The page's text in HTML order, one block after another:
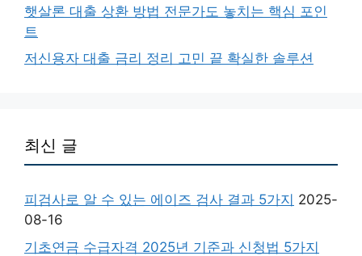
햇살론 대출 상환 방법 전문가도 놓치는 핵심 포인
트
저신용자 대출 금리 정리 고민 끝 확실한 솔루션
최신 글
피검사로 알 수 있는 에이즈 검사 결과 5가지 2025-
08-16
기초연금 수급자격 2025년 기준과 신청법 5가지